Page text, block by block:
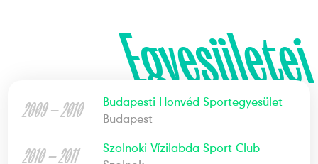
Egyesületei
2009 — 2010
Budapesti Honvéd Sportegyesület
Budapest
2010 — 2011
Szolnoki Vízilabda Sport Club